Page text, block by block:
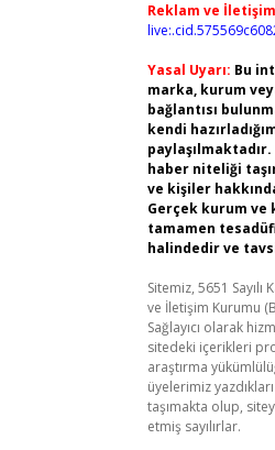
Reklam ve
Yasal Uyarı: Bu
marka, kurum
bağlantısı
kendi
haber niteliği
ve kişiler
Gerçek kurum
tamamen
halindedir ve
Sitemiz, 5651
ve İletişim Kurumu
Sağlayıcı olarak
sitedeki içerikleri
araştırma
üyelerimiz
taşımakta olup,
etmiş sayılırlar.